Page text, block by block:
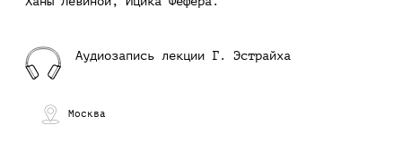
Аудиозапись лекции Г. Эстрайха
Москва